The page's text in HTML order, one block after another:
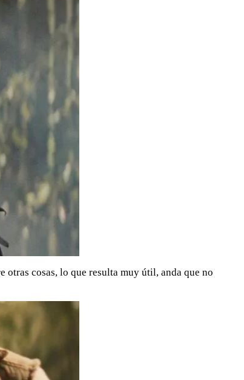
otras cosas, lo que resulta muy útil, anda que no